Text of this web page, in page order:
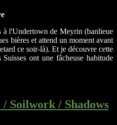
à l'Undertown de Meyrin (banlieue
bières et attend un moment avant
ce soir-là). Et je découvre cette
ont une fâcheuse habitude
Soilwork / Shadows